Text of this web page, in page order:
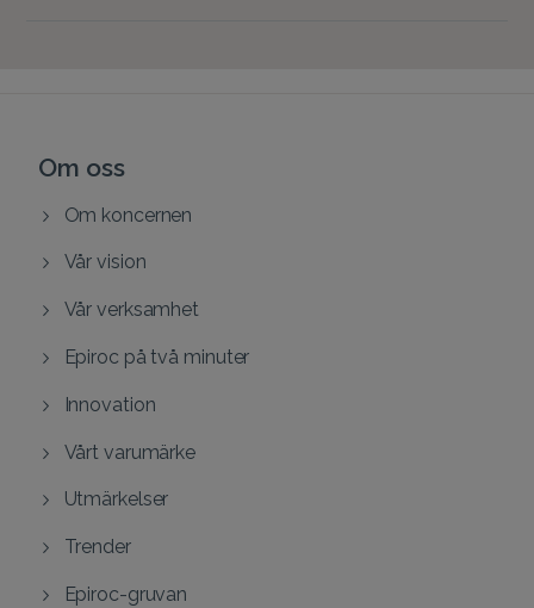
Om oss
Om koncernen
Vår vision
Vår verksamhet
Epiroc på två minuter
Innovation
Vårt varumärke
Utmärkelser
Trender
Epiroc-gruvan